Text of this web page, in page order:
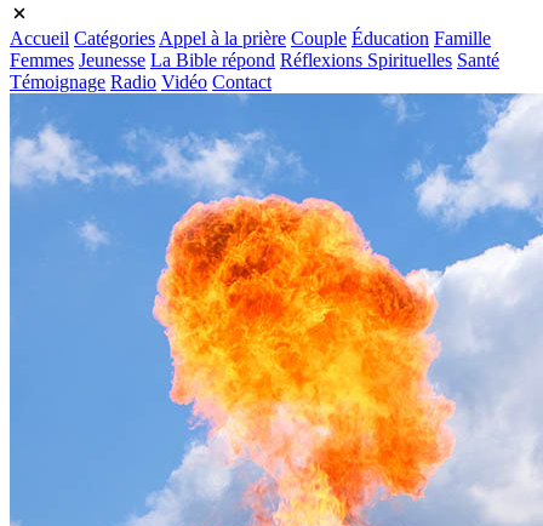
Accueil Catégories Appel à la prière Couple Éducation Famille
Femmes Jeunesse La Bible répond Réflexions Spirituelles Santé
Témoignage Radio Vidéo Contact